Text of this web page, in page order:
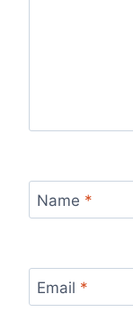
Name *
Email *